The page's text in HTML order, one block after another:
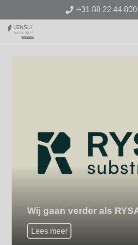
+31 88 22 44 800
Wij gaan verder als
Lees meer